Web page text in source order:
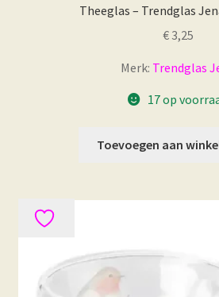
Theeglas – Trendglas
€3,25
Merk: Trendglas
17 op
Toevoegen aan